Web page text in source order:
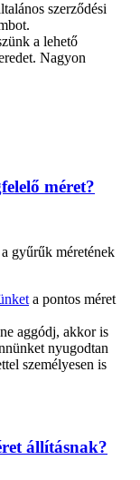
szerződési
a lehető
Nagyon
méret?
gyűrűk méretének
a pontos méret
aggódj, akkor is
nyugodtan
személyesen is
állításnak?